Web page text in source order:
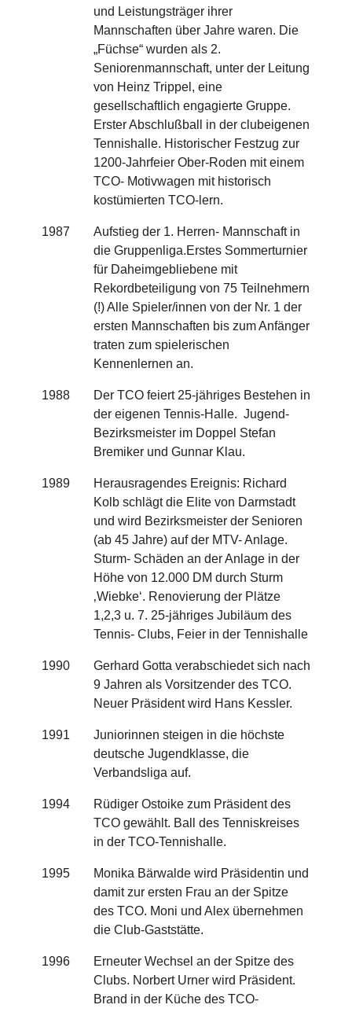
und Leistungsträger ihrer
Mannschaften über Jahre waren. Die
„Füchse“ wurden als 2.
Seniorenmannschaft, unter der Leitung
von Heinz Trippel, eine
gesellschaftlich engagierte Gruppe.
Erster Abschlußball in der clubeigenen
Tennishalle. Historischer Festzug zur
1200-Jahrfeier Ober-Roden mit einem
TCO- Motivwagen mit historisch
kostümierten TCO-lern.
1987
Aufstieg der 1. Herren- Mannschaft in
die Gruppenliga.Erstes Sommerturnier
für Daheimgebliebene mit
Rekordbeteiligung von 75 Teilnehmern
(!) Alle Spieler/innen von der Nr. 1 der
ersten Mannschaften bis zum Anfänger
traten zum spielerischen
Kennenlernen an.
1988
Der TCO feiert 25-jähriges Bestehen in
der eigenen Tennis-Halle. Jugend-
Bezirksmeister im Doppel Stefan
Bremiker und Gunnar Klau.
1989
Herausragendes Ereignis: Richard
Kolb schlägt die Elite von Darmstadt
und wird Bezirksmeister der Senioren
(ab 45 Jahre) auf der MTV- Anlage.
Sturm- Schäden an der Anlage in der
Höhe von 12.000 DM durch Sturm
‚Wiebke‘. Renovierung der Plätze
1,2,3 u. 7. 25-jähriges Jubiläum des
Tennis- Clubs, Feier in der Tennishalle
1990
Gerhard Gotta verabschiedet sich nach
9 Jahren als Vorsitzender des TCO.
Neuer Präsident wird Hans Kessler.
1991
Juniorinnen steigen in die höchste
deutsche Jugendklasse, die
Verbandsliga auf.
1994
Rüdiger Ostoike zum Präsident des
TCO gewählt. Ball des Tenniskreises
in der TCO-Tennishalle.
1995
Monika Bärwalde wird Präsidentin und
damit zur ersten Frau an der Spitze
des TCO. Moni und Alex übernehmen
die Club-Gaststätte.
1996
Erneuter Wechsel an der Spitze des
Clubs. Norbert Urner wird Präsident.
Brand in der Küche des TCO-